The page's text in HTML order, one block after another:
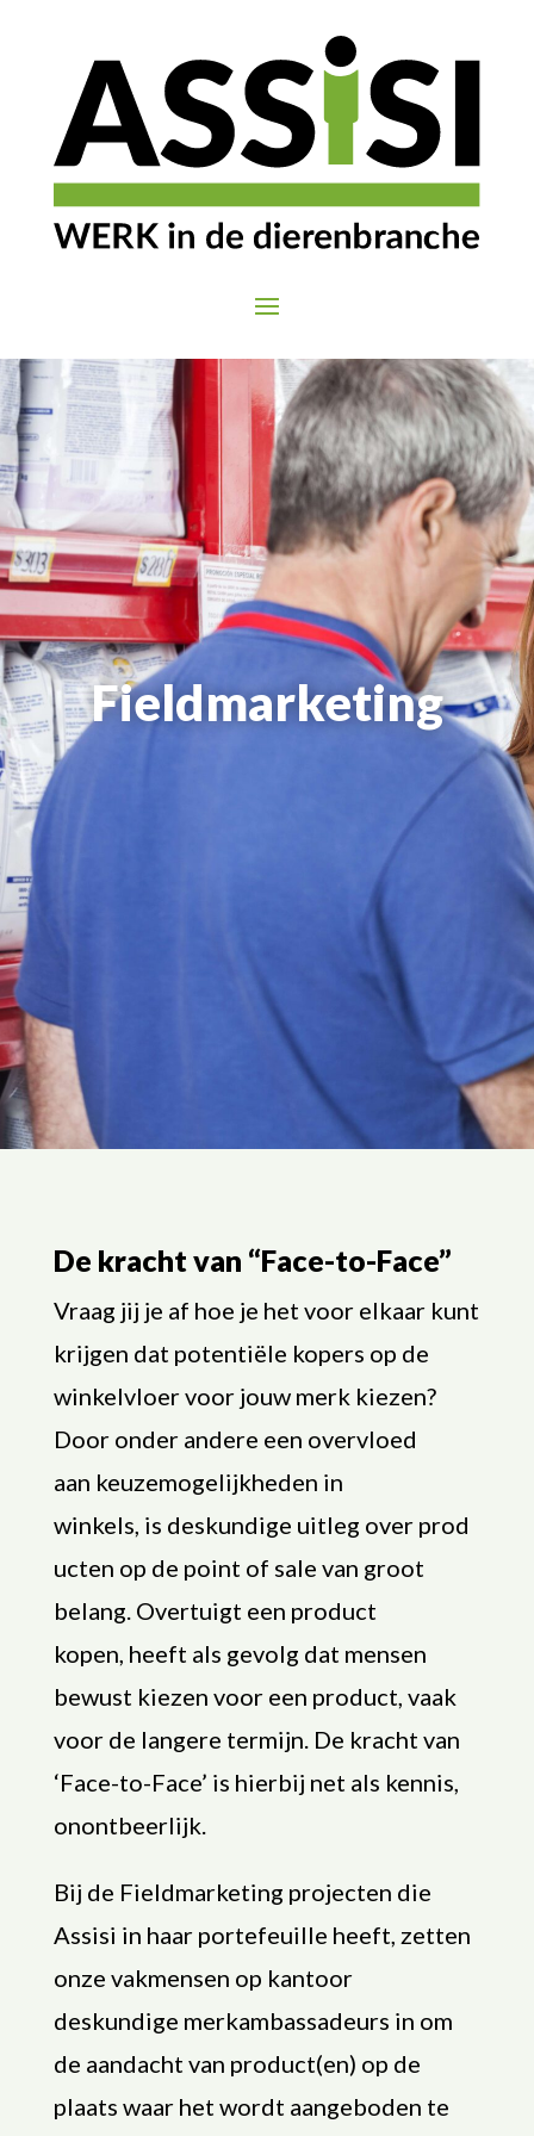
Fieldmarketing
De kracht van “Face-to-Face”
Vraag jij je af hoe je het voor elkaar kunt
krijgen dat potentiële kopers op de
winkelvloer voor jouw merk kiezen?
Door onder andere een overvloed
aan keuzemogelijkheden in
winkels, is deskundige uitleg over prod
ucten op de point of sale van groot
belang. Overtuigt een product
kopen, heeft als gevolg dat mensen
bewust kiezen voor een product, vaak
voor de langere termijn. De kracht van
‘Face-to-Face’ is hierbij net als kennis,
onontbeerlijk.
Bij de Fieldmarketing projecten die
Assisi in haar portefeuille heeft, zetten
onze vakmensen op kantoor
deskundige merkambassadeurs in om
de aandacht van product(en) op de
plaats waar het wordt aangeboden te